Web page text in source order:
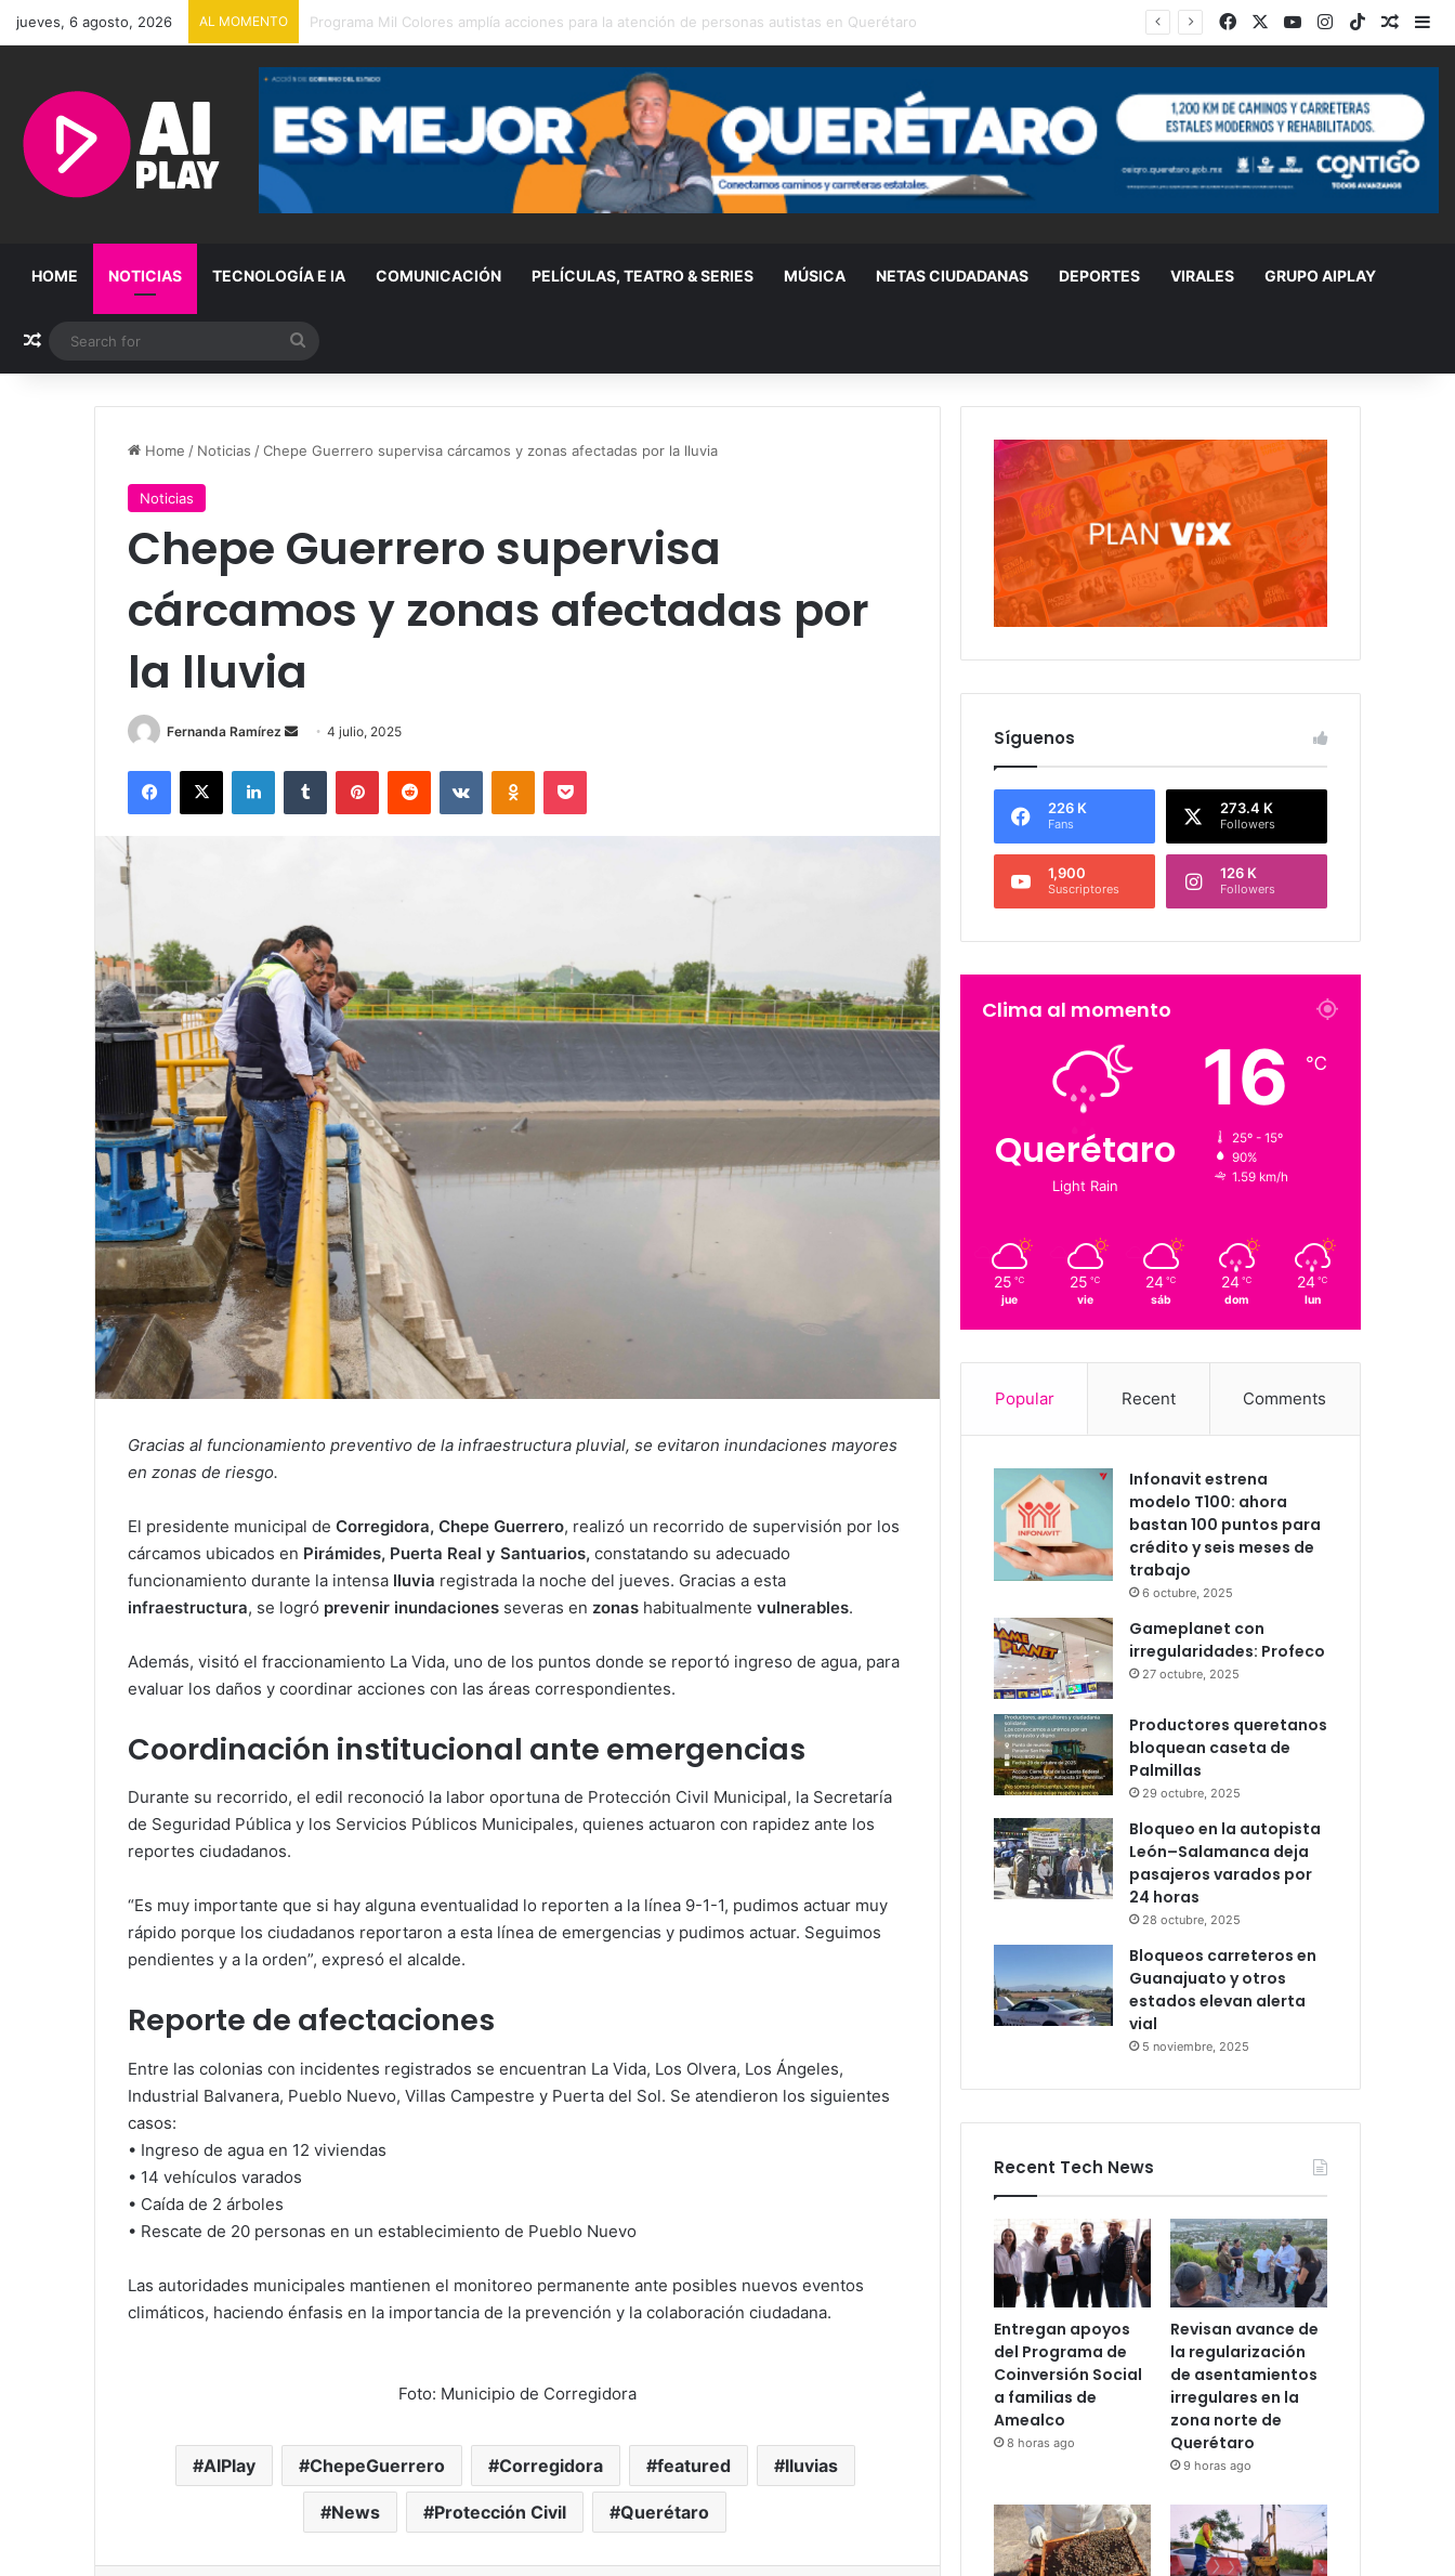
jueves, 6 agosto, 2026 AL MOMENTO Entregan apoyos del Programa de Coinversión Social a familias de Amealco FacebookYouTubeInstagram
TikTok
HOME NOTICIAS TECNOLOGÍA E IA COMUNICACIÓN PELÍCULAS, TEATRO & SERIES MÚSICA NETAS CIUDADANAS DEPORTES VIRALES GRUPO AIPLAY
Random Article
for
Home / Noticias /Chepe Guerrero supervisa cárcamos y zonas afectadas por la lluvia
Noticias
Chepe Guerrero supervisa
cárcamos y zonas afectadas por
la lluvia
Fernanda Ramírez
Send
email
4 julio, 2025
Facebook
X LinkedInTumblr PinterestReddit VKontakteOdnoklassniki
Pocket
Gracias al funcionamiento preventivo de la infraestructura pluvial, se evitaron inundaciones mayores
en zonas de riesgo.
El presidente municipal de Corregidora, Chepe Guerrero, realizó un recorrido de supervisión por los
cárcamos ubicados en Pirámides, Puerta Real y Santuarios, constatando su adecuado
funcionamiento durante la intensa lluvia registrada la noche del jueves. Gracias a esta
infraestructura, se logró prevenir inundaciones severas en zonas habitualmente vulnerables.
Además, visitó el fraccionamiento La Vida, uno de los puntos donde se reportó ingreso de agua, para
evaluar los daños y coordinar acciones con las áreas correspondientes.
Coordinación institucional ante emergencias
Durante su recorrido, el edil reconoció la labor oportuna de Protección Civil Municipal, la Secretaría
de Seguridad Pública y los Servicios Públicos Municipales, quienes actuaron con rapidez ante los
reportes ciudadanos.
“Es muy importante que si hay alguna eventualidad lo reporten a la línea 9-1-1, pudimos actuar muy
rápido porque los ciudadanos reportaron a esta línea de emergencias y pudimos actuar. Seguimos
pendientes y a la orden”, expresó el alcalde.
Reporte de afectaciones
Entre las colonias con incidentes registrados se encuentran La Vida, Los Olvera, Los Ángeles,
Industrial Balvanera, Pueblo Nuevo, Villas Campestre y Puerta del Sol. Se atendieron los siguientes
casos:
• Ingreso de agua en 12 viviendas
• 14 vehículos varados
• Caída de 2 árboles
• Rescate de 20 personas en un establecimiento de Pueblo Nuevo
Las autoridades municipales mantienen el monitoreo permanente ante posibles nuevos eventos
climáticos, haciendo énfasis en la importancia de la prevención y la colaboración ciudadana.
Foto: Municipio de Corregidora
AIPlay ChepeGuerrero Corregidora featured lluvias
News Protección Civil Querétaro
Síguenos
226 K
Fans
273.4 K
Followers
1,900
Suscriptores
126 K
Followers
Clima al momento
Querétaro
Light Rain
16 ℃
25º - 15º
90%
1.59 km/h
25 ℃
jue
25 ℃
vie
24 ℃
sáb
24 ℃
dom
24 ℃
lun
Popular Recent Comments
Infonavit estrena
modelo T100: ahora
bastan 100 puntos para
crédito y seis meses de
trabajo
6 octubre, 2025
Gameplanet con
irregularidades: Profeco
27 octubre, 2025
Productores queretanos
bloquean caseta de
Palmillas
29 octubre, 2025
Bloqueo en la autopista
León–Salamanca deja
pasajeros varados por
24 horas
28 octubre, 2025
Bloqueos carreteros en
Guanajuato y otros
estados elevan alerta
vial
5 noviembre, 2025
Recent Tech News
Entregan apoyos
del Programa de
Coinversión Social
a familias de
Amealco
8 horas ago
Revisan avance de
la regularización
de asentamientos
irregulares en la
zona norte de
Querétaro
9 horas ago